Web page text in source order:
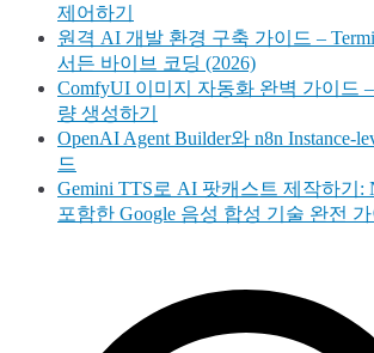
제어하기
원격 AI 개발 환경 구축 가이드 –
서든 바이브 코딩 (2026)
ComfyUI 이미지 자동화 완벽 가이드
량 생성하기
OpenAI Agent Builder와 n8n Instance-
드
Gemini TTS로 AI 팟캐스트 제작하기:
포함한 Google 음성 합성 기술 완전